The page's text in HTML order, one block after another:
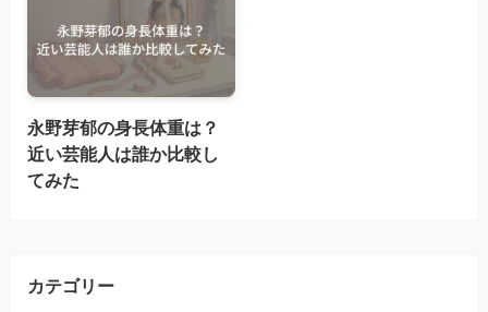
永野芽郁の身長体重は？
近い芸能人は誰か比較し
てみた
カテゴリー